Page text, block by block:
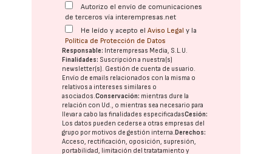
Autorizo el envío de comunicaciones
de terceros vía interempresas.net
He leído y acepto elAviso Legal y la
Política de Protección de Datos
Responsable: Interempresas Media, S.L.U.
Finalidades: Suscripción a nuestra(s)
newsletter(s). Gestión de cuenta de usuario.
Envío de emails relacionados con la misma o
relativos a intereses similares o
asociados.Conservación: mientras dure la
relación con Ud., o mientras sea necesario para
llevar a cabo las finalidades especificadasCesión:
Los datos pueden cederse a otras empresas del
grupo por motivos de gestión interna.Derechos:
Acceso, rectificación, oposición, supresión,
portabilidad, limitación del tratatamiento y